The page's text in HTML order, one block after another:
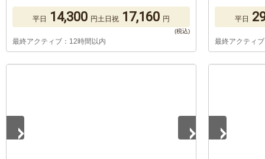
平日 14,300 円土日祝 17,160 円
最終アクティブ：12時間以内
平日
最終アクティ